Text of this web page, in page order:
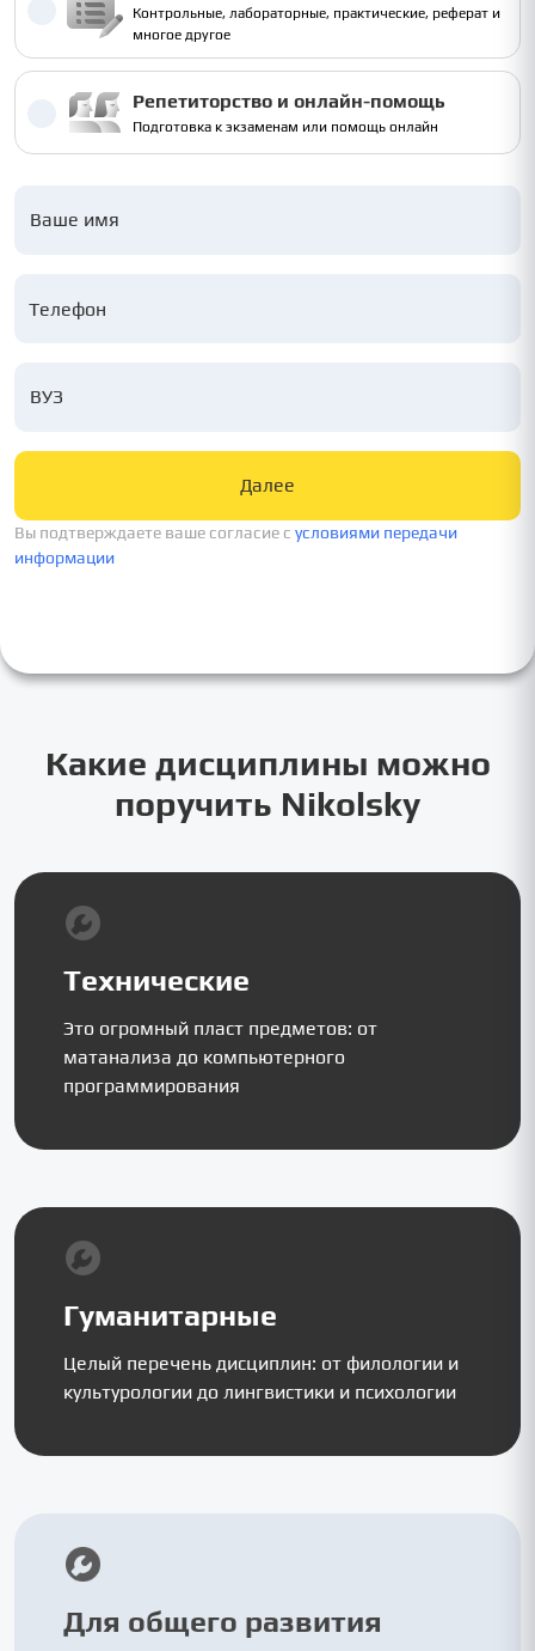
Контрольные, лабораторные, практические, реферат и
многое другое
Репетиторство и онлайн-помощь
Подготовка к экзаменам или помощь онлайн
Ваше имя
ВУЗ
Вы подтверждаете ваше согласие c условиями передачи
информации
Далее
Какие дисциплины можно
поручить Nikolsky
Технические
Это огромный пласт предметов: от
матанализа до компьютерного
программирования
Гуманитарные
Целый перечень дисциплин: от филологии и
культурологии до лингвистики и психологии
Для общего развития